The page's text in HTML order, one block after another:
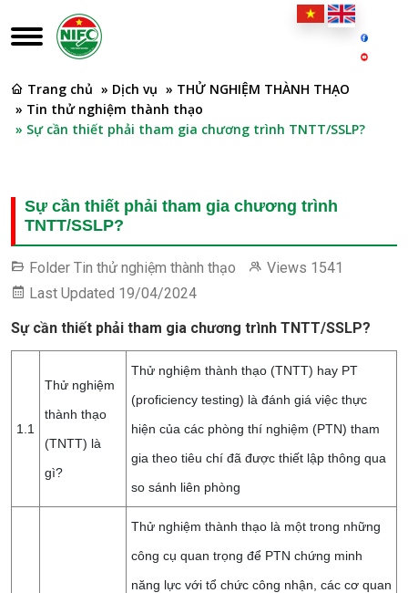
Trang chủ » Dịch vụ » THỬ NGHIỆM THÀNH THẠO
» Tin thử nghiệm thành thạo
» Sự cần thiết phải tham gia chương trình TNTT/SSLP?
Sự cần thiết phải tham gia chương trình
TNTT/SSLP?
Folder Tin thử nghiệm thành thạo Views 1541
Last Updated 19/04/2024
Sự cần thiết phải tham gia chương trình TNTT/SSLP?
1.1
Thử nghiệm
thành thạo
(TNTT) là
gì?
Thử nghiệm thành thạo (TNTT) hay PT
(proficiency testing) là đánh giá việc thực
hiện của các phòng thí nghiệm (PTN) tham
gia theo tiêu chí đã được thiết lập thông qua
so sánh liên phòng
Thử nghiệm thành thạo là một trong những
công cụ quan trọng để PTN chứng minh
năng lực với tổ chức công nhận, các cơ quan